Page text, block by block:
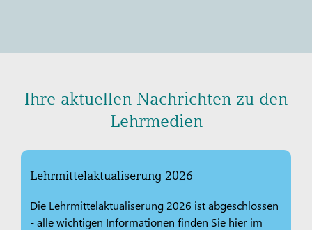
Ihre aktuellen Nachrichten zu den
Lehrmedien
Lehrmittelaktualiserung 2026
Die Lehrmittelaktualiserung 2026 ist abgeschlossen
- alle wichtigen Informationen finden Sie hier im